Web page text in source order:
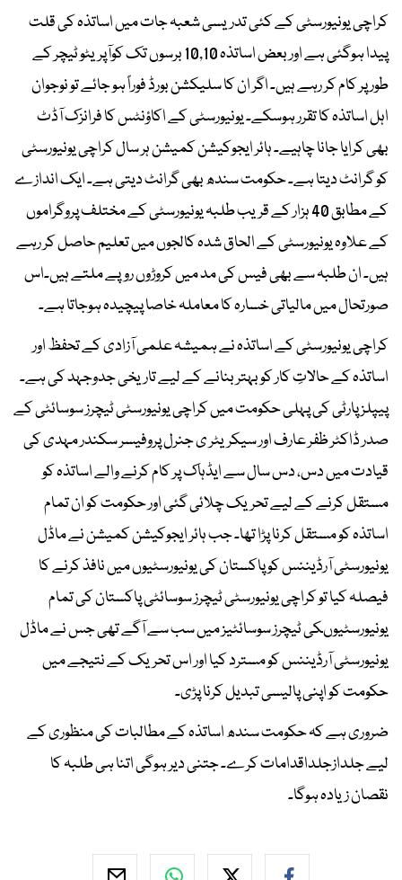
کراچی یونیورسٹی کے کئی تدریسی شعبہ جات میں اساتذہ کی قلت
پیدا ہوگئی ہے اور بعض اساتذہ 10,10 برسوں تک کوآپریٹو ٹیچر کے
طور پر کام کر رہے ہیں۔ اگر ان کا سلیکشن بورڈ فوراً ہو جائے تو نوجوان
اہل اساتذہ کا تقرر ہوسکے۔ یونیورسٹی کے اکاؤنٹس کا فرانزک آڈٹ
بھی کرایا جانا چاہیے۔ ہائر ایجوکیشن کمیشن ہر سال کراچی یونیورسٹی
کو گرانٹ دیتا ہے۔ حکومت سندھ بھی گرانٹ دیتی ہے۔ ایک اندازے
کے مطابق 40 ہزار کے قریب طلبہ یونیورسٹی کے مختلف پروگراموں
کے علاوہ یونیورسٹی کے الحاق شدہ کالجوں میں تعلیم حاصل کر رہے
ہیں۔ ان طلبہ سے بھی فیس کی مد میں کروڑوں روپے ملتے ہیں۔اس
صورتحال میں مالیاتی خسارہ کا معاملہ خاصا پیچیدہ ہوجاتا ہے۔
کراچی یونیورسٹی کے اساتذہ نے ہمیشہ علمی آزادی کے تحفظ اور
اساتذہ کے حالاتِ کار کو بہتر بنانے کے لیے تاریخی جدوجہد کی ہے۔
پیپلز پارٹی کی پہلی حکومت میں کراچی یونیورسٹی ٹیچرز سوسائٹی کے
صدر ڈاکٹر ظفر عارف اور سیکریٹر ی جنرل پروفیسر سکندر مہدی کی
قیادت میں دس، دس سال سے ایڈہاک پر کام کرنے والے اساتذہ کو
مستقل کرنے کے لیے تحریک چلائی گئی اور حکومت کو ان تمام
اساتذہ کو مستقل کرنا پڑا تھا۔ جب ہائر ایجوکیشن کمیشن نے ماڈل
یونیورسٹی آرڈیننس کو پاکستان کی یونیورسٹیوں میں نافذ کرنے کا
فیصلہ کیا تو کراچی یونیورسٹی ٹیچرز سوسائٹی پاکستان کی تمام
یونیورسٹیوںکی ٹیچرز سوسائٹیز میں سب سے آگے تھی جس نے ماڈل
یونیورسٹی آرڈیننس کو مسترد کیا اور اس تحریک کے نتیجے میں
حکومت کو اپنی پالیسی تبدیل کرنا پڑی۔
ضروری ہے کہ حکومت سندھ اساتذہ کے مطالبات کی منظوری کے
لیے جلدازجلداقدامات کرے۔ جتنی دیر ہوگی اتنا ہی طلبہ کا
نقصان زیادہ ہوگا۔